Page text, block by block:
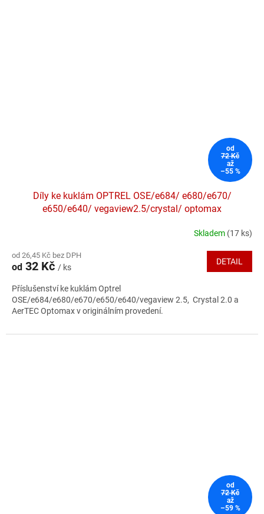
od
72 Kč
až
–55 %
Díly ke kuklám OPTREL OSE/e684/ e680/e670/
e650/e640/ vegaview2.5/crystal/ optomax
produktu
je
z
5
hvězdiček.
Skladem (17 ks)
od 26,45 Kč bez DPH
od 32 Kč / ks
DETAIL
Příslušenství ke kuklám Optrel
OSE/e684/e680/e670/e650/e640/vegaview 2.5, Crystal 2.0 a
AerTEC Optomax v originálním provedení.
od
72 Kč
až
–59 %